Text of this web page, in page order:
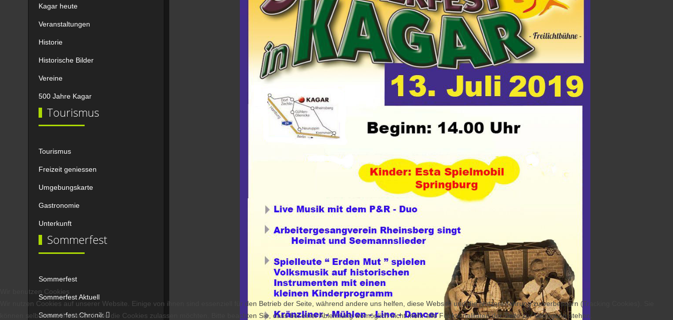
Kagar heute
Veranstaltungen
Historie
Historische Bilder
Vereine
500 Jahre Kagar
Tourismus
Tourismus
Freizeit geniessen
Umgebungskarte
Gastronomie
Unterkunft
Sommerfest
Sommerfest
Sommerfest Aktuell
Sommerfest Chronik
Wir benutzen Cookies
Wir nutzen Cookies auf unserer Website. Einige von ihnen sind essenziell für den Betrieb der Seite, während andere uns helfen, diese Website und die Nutzererfahrung zu verbessern (Tracking Cookies). Sie
können selbst entscheiden, ob Sie die Cookies zulassen möchten. Bitte beachten Sie, dass bei einer Ablehnung womöglich nicht mehr alle Funktionalitäten der Seite zur Verfügung stehen.